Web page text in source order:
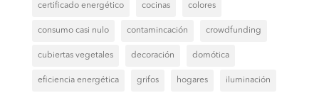
certificado energético cocinas colores
consumo casi nulo contamincación crowdfunding
cubiertas vegetales decoración domótica
eficiencia energética grifos hogares iluminación